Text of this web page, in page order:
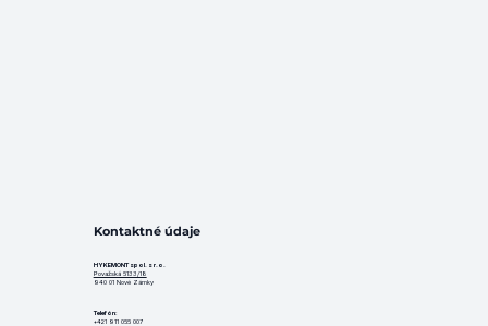
Kontaktné údaje
HYKEMONT spol. s r.o.
Považská 5133/18
940 01 Nové Zámky
Telefón:
+421 911 055 007